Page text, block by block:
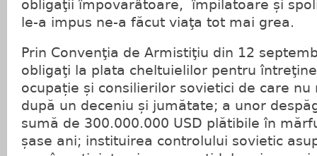
obligaţii împovărâtoare, împilatoare și
le-a impus ne-a făcut viaţa tot mai grea.
Prin Convenţia de Armistiţiu din 12
obligaţi la plata cheltuielilor pentru
ocupație și consilierilor sovietici de care nu
după un deceniu și jumătate; a unor
sumă de 300.000.000 USD plătibile în
șase ani; instituirea controlului sovietic